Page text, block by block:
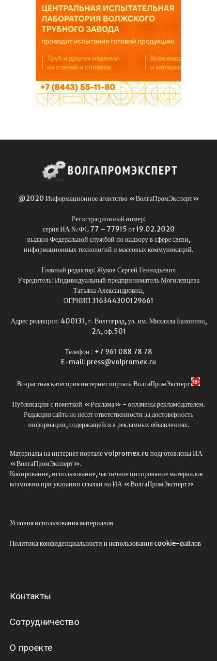
@2020 Информационное агентство «ВолгаПромЭксперт»
Регистрационный номер:
серия ИА № ФС 77 – 77915 от 19.02.2020
выдано Федеральной службой по надзору в сфере связи,
информационных технологий и массовых коммуникаций.
Главный редактор: Жуков Сергей Геннадьевич
Учредитель: Индивидуальный предприниматель Могилевцева
Татьяна Александровна,
ОГРНИП 316344300129661
Адрес редакции: 400131, г. Волгоград, ул. им. Михаила Балонина,
2А, оф.501
Телефон : +7 961 088 78 78
E-mail: press@volpromex.ru
Возрастная категория интернет портала ВолгаПромЭксперт
Публикации с пометкой «Реклама» - оплачены рекламодателем.
Редакция сайта не несет ответственности за достоверность
информации, содержащейся в рекламных объявлениях.
Материалы на интернет портале volpromex.ru подготовлены ИА
«ВолгаПромЭксперт».
Копирование, использование, частичное цитирование материалов
возможно при указании ссылки на ИА «ВолгаПромЭксперт»
Условия использования материалов
Политика конфиденциальности и использования cookie-файлов
Контакты
Сотрудничество
О проекте